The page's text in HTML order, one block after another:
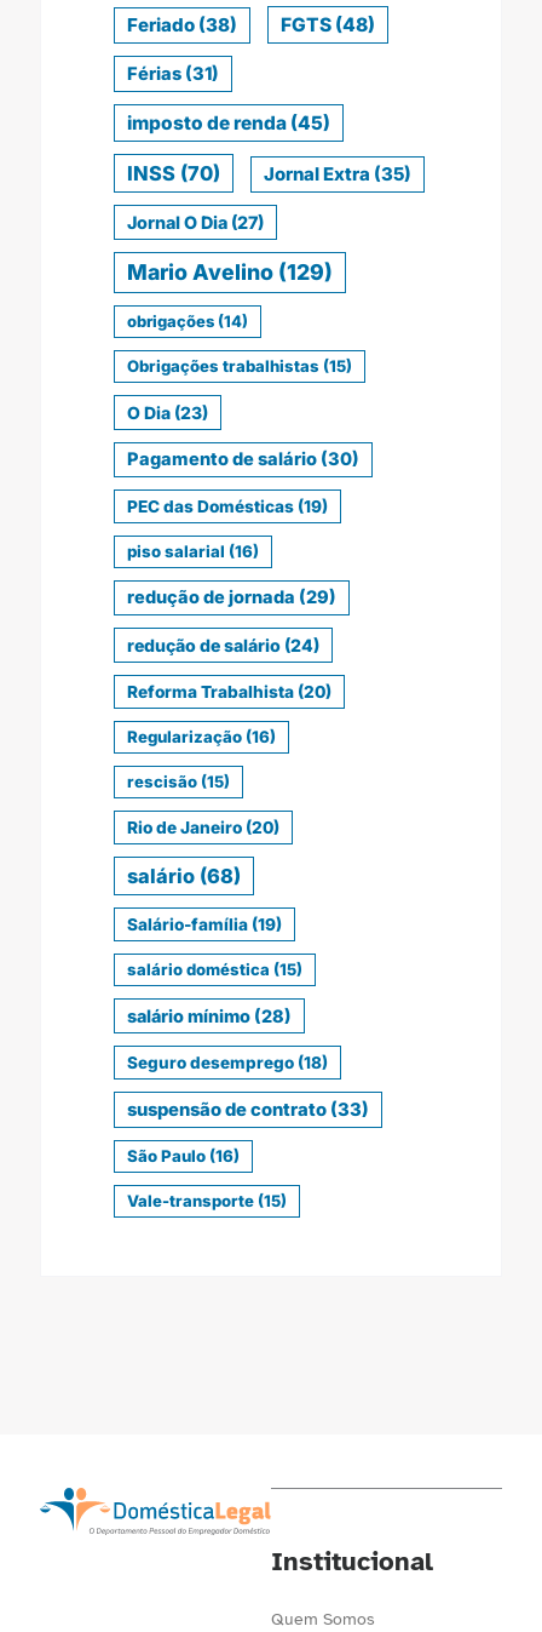
Feriado(38) FGTS(48)
Férias(31)
imposto de renda(45)
INSS(70) Jornal Extra (35)
Jornal O Dia(27)
Mario Avelino(129)
obrigações(14)
Obrigações trabalhistas (15)
O Dia(23)
Pagamento de salário(30)
PEC das Domésticas(19)
piso salarial (16)
redução de jornada (29)
redução de salário(24)
Reforma Trabalhista(20)
Regularização(16)
rescisão(15)
Rio de Janeiro(20)
salário(68)
Salário-família(19)
salário doméstica (15)
salário mínimo(28)
Seguro desemprego(18)
suspensão de contrato(33)
São Paulo(16)
Vale-transporte(15)
Institucional
Quem Somos